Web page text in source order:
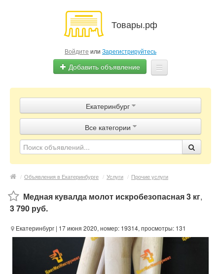
Товары.рф
Войдите или Зарегистрируйтесь
Добавить объявление
Объявления
Магазины
Контакты
Екатеринбург
Все категории
/ Объявления в Екатеринбурге / Услуги / Прочие услуги
Медная кувалда молот искробезопасная 3 кг,
3 790 руб.
Екатеринбург | 17 июня 2020, номер: 19314, просмотры: 131